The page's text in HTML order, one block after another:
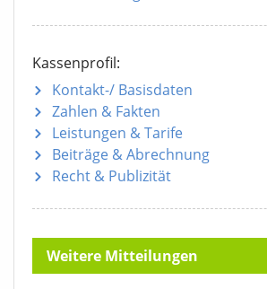
Kassenprofil:
Kontakt-/ Basisdaten
Zahlen & Fakten
Leistungen & Tarife
Beiträge & Abrechnung
Recht & Publizität
Weitere Mitteilungen